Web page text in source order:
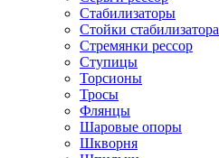
Стабилизаторы
Стойки стабилизатора
Стремянки рессор
Ступицы
Торсионы
Тросы
Флянцы
Шаровые опоры
Шкворня